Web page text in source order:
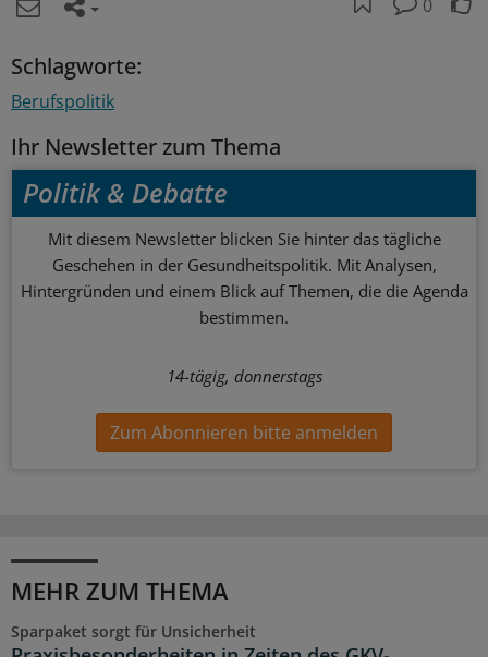
0
Schlagworte:
Berufspolitik
Ihr Newsletter zum Thema
Politik & Debatte
Mit diesem Newsletter blicken Sie hinter das tägliche
Geschehen in der Gesundheitspolitik. Mit Analysen,
Hintergründen und einem Blick auf Themen, die die Agenda
bestimmen.
14-tägig, donnerstags
Zum Abonnieren bitte anmelden
MEHR ZUM THEMA
Sparpaket sorgt für Unsicherheit